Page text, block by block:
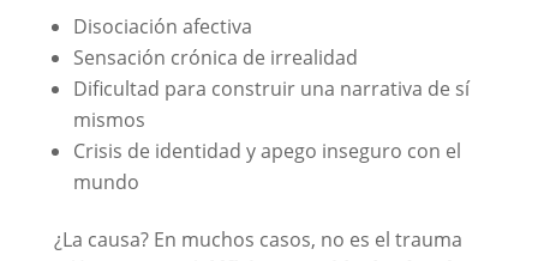
Disociación afectiva
Sensación crónica de irrealidad
Dificultad para construir una narrativa de sí
mismos
Crisis de identidad y apego inseguro con el
mundo
¿La causa? En muchos casos, no es el trauma